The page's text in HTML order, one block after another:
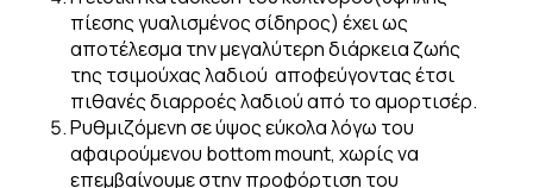
πίεσης γυαλισμένος σίδηρος) έχει ως
αποτέλεσμα την μεγαλύτερη διάρκεια ζωής
της τσιμούχας λαδιού αποφεύγοντας έτσι
πιθανές διαρροές λαδιού από το αμορτισέρ.
Ρυθμιζόμενη σε ύψος εύκολα λόγω του
αφαιρούμενου bottom mount, χωρίς να
επεμβαίνουμε στην προφόρτιση του